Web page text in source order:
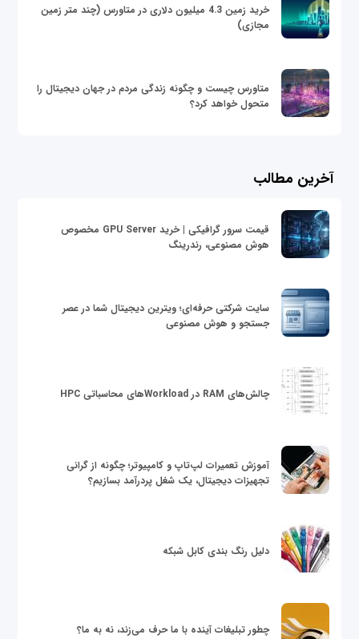
خرید زمین 4.3 میلیون دلاری در متاورس (چند متر زمین
مجازی)
متاورس چیست و چگونه زندگی مردم در جهان دیجیتال را
متحول خواهد کرد؟
آخرین مطالب
قیمت سرور گرافیکی | خرید GPU Server مخصوص
هوش مصنوعی، رندرینگ
سایت شرکتی حرفه‌ای؛ ویترین دیجیتال شما در عصر
جستجو و هوش مصنوعی
چالش‌های RAM در Workloadهای محاسباتی HPC
آموزش تعمیرات لپ‌تاپ و کامپیوتر؛ چگونه از گرانی
تجهیزات دیجیتال، یک شغل پردرآمد بسازیم؟
دلیل رنگ بندی کابل شبکه
چطور تبلیغات آینده با ما حرف می‌زند، نه به ما؟